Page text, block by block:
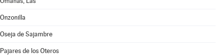
Onzonilla
Oseja de Sajambre
Pajares de los Oteros